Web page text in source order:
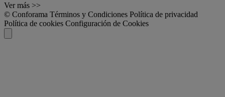
Ver más >>
© Conforama Términos y Condiciones Política de privacidad
Política de cookies Configuración de Cookies